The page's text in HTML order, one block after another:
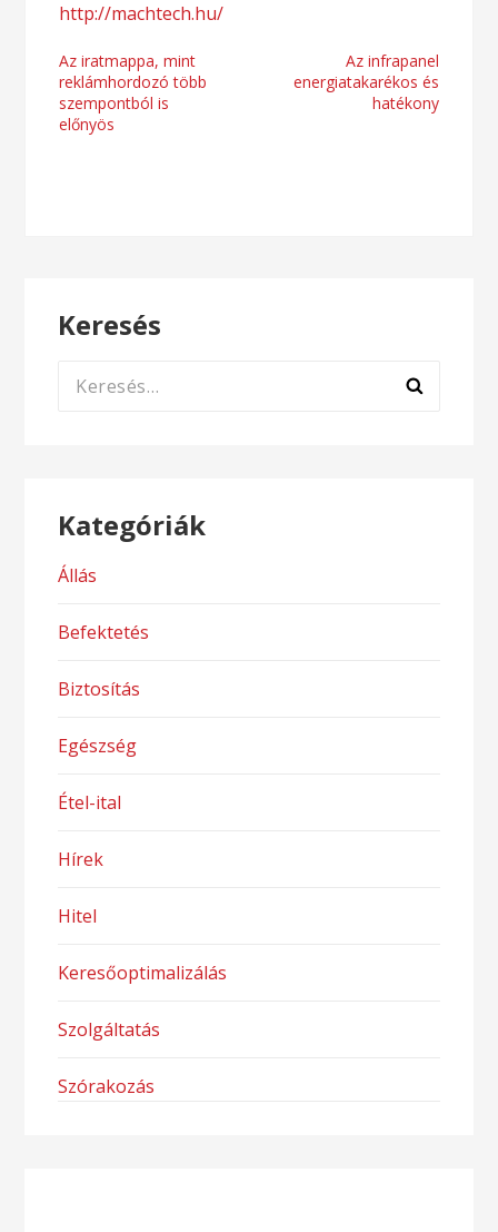
http://machtech.hu/
Bejegyzés
navigáció
Az iratmappa, mint
reklámhordozó több
szempontból is
előnyös
Az infrapanel
energiatakarékos és
hatékony
Keresés
Keresés:
Kategóriák
Állás
Befektetés
Biztosítás
Egészség
Étel-ital
Hírek
Hitel
Keresőoptimalizálás
Szolgáltatás
Szórakozás